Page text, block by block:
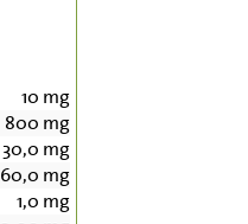
10 mg
800 mg
30,0 mg
60,0 mg
1,0 mg